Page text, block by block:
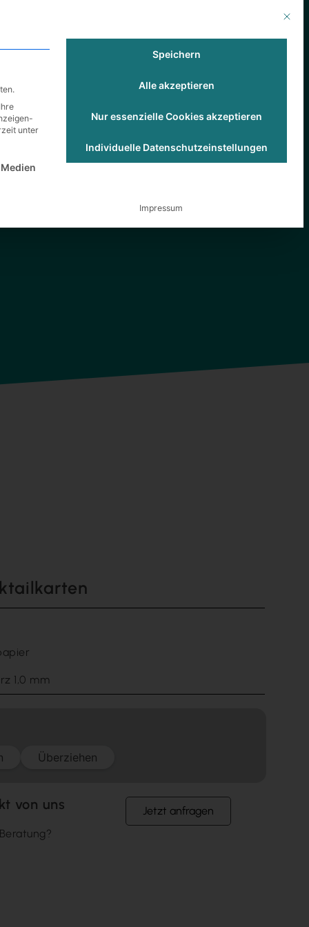
Karriere Blog
1,0 mm
Überziehen
von uns Jetzt anfragen
Mit
unter
und kann nicht abgewählt werden.
Speichern
Alle akzeptieren
Nur essenzielle Cookies akzeptieren
Individuelle Datenschutzeinstellungen
Impressum